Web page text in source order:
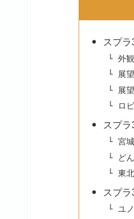
スプ
外
展
展
ロ
スプ
宮
ど
東
スプ
ユ